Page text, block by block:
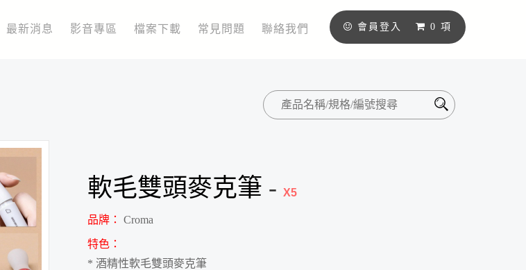
會員登入 0 項
最新消息 影音專區 檔案下載 常見問題 聯絡我們
軟毛雙頭麥克筆 - X5
品牌： Croma
特色：
* 酒精性軟毛雙頭麥克筆